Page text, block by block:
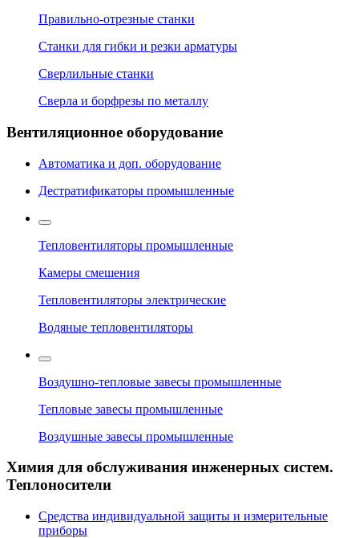
Правильно-отрезные станки
Станки для гибки и резки арматуры
Сверлильные станки
Сверла и борфрезы по металлу
Вентиляционное оборудование
Автоматика и доп. оборудование
Дестратификаторы промышленные
Тепловентиляторы промышленные
Камеры смешения
Тепловентиляторы электрические
Водяные тепловентиляторы
Воздушно-тепловые завесы промышленные
Тепловые завесы промышленные
Воздушные завесы промышленные
Химия для обслуживания инженерных систем.
Теплоносители
Средства индивидуальной защиты и измерительные
приборы